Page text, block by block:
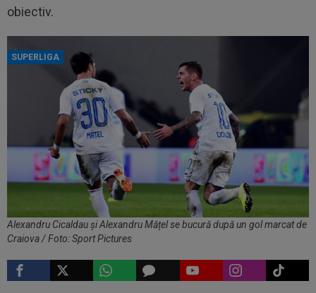
obiectiv.
SUPERLIGA
Alexandru Cicaldau și Alexandru Mățel se bucură după un gol marcat de
Craiova / Foto: Sport Pictures